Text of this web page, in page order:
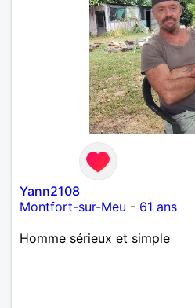
Yann2108
Montfort-sur-Meu - 61 ans
Homme sérieux et simple